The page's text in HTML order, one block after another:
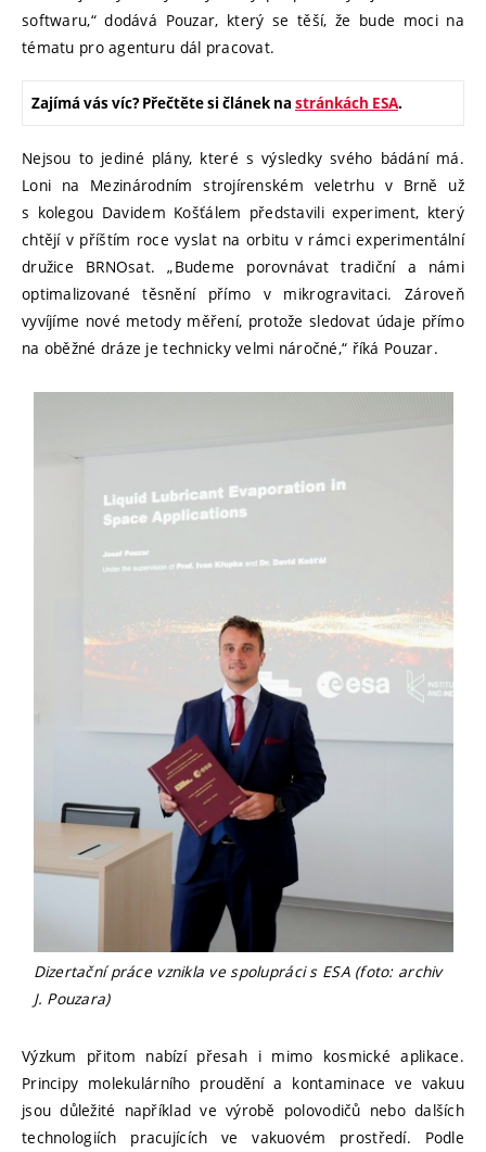
softwaru,“ dodává Pouzar, který se těší, že bude moci na
tématu pro agenturu dál pracovat.
Zajímá vás víc? Přečtěte si článek nastránkách ESA.
Nejsou to jediné plány, které s výsledky svého bádání má.
Loni na Mezinárodním strojírenském veletrhu v Brně už
s kolegou Davidem Košťálem představili experiment, který
chtějí v příštím roce vyslat na orbitu v rámci experimentální
družice BRNOsat. „Budeme porovnávat tradiční a námi
optimalizované těsnění přímo v mikrogravitaci. Zároveň
vyvíjíme nové metody měření, protože sledovat údaje přímo
na oběžné dráze je technicky velmi náročné,“ říká Pouzar.
Dizertační práce vznikla ve spolupráci s ESA (foto: archiv
J. Pouzara)
Výzkum přitom nabízí přesah i mimo kosmické aplikace.
Principy molekulárního proudění a kontaminace ve vakuu
jsou důležité například ve výrobě polovodičů nebo dalších
technologiích pracujících ve vakuovém prostředí. Podle